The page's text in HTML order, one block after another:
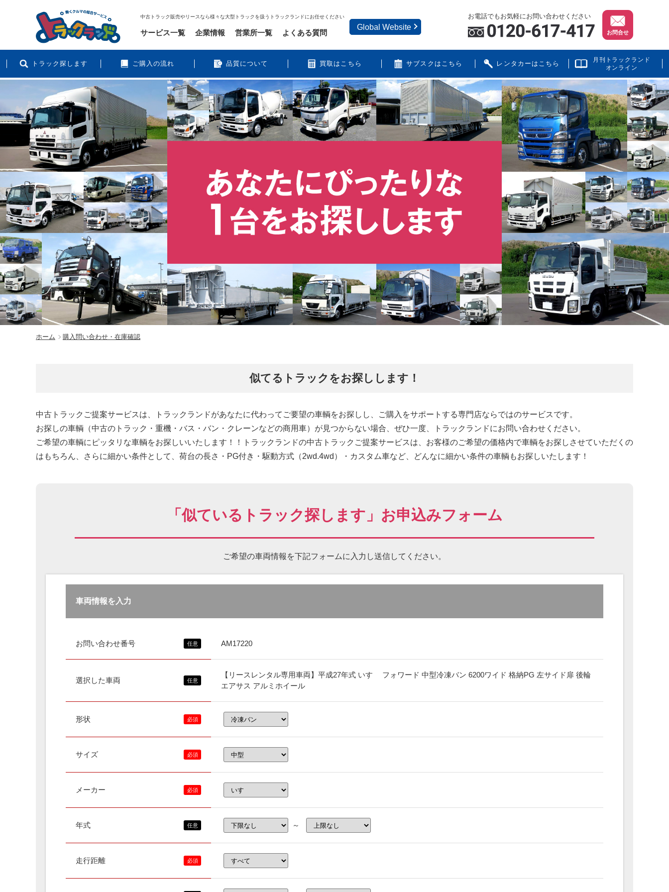
中古トラック販売やリースなら様々な大型トラックを扱うトラックランドにお任せください お電話でもお気軽にお問い合わせください
お問合せ
トラック探します ご購入の流れ 品質について 買取はこちら サブスクはこちら レンタカーはこちら
月刊トラックランド
オンライン
サービス一覧 企業情報 営業所一覧 よくある質問
Global Website
ホーム 購入問い合わせ・在庫確認
似てるトラックをお探しします！
中古トラックご提案サービスは、トラックランドがあなたに代わってご要望の車輌をお探しし、ご購入をサポートする専門店ならではのサービスです。
お探しの車輌（中古のトラック・重機・バス・バン・クレーンなどの商用車）が見つからない場合、ぜひ一度、トラックランドにお問い合わせください。
ご希望の車輌にピッタリな車輌をお探しいいたします！！トラックランドの中古トラックご提案サービスは、お客様のご希望の価格内で車輌をお探しさせていただくの
はもちろん、さらに細かい条件として、荷台の長さ・PG付き・駆動方式（2wd.4wd）・カスタム車など、どんなに細かい条件の車輌もお探しいたします！
「似ているトラック探します」お申込みフォーム
ご希望の車両情報を下記フォームに 入力し送信してください。
車両情報を入力
お問い合わせ番号 AM17220
選択した車両
【リースレンタル専用車両】平成27年式 いすゞ フォワード 中型冷凍バン 6200ワイド 格納PG 左サイド扉 後輪
エアサス アルミホイール
形状
サイズ
メーカー
年式 ～
走行距離